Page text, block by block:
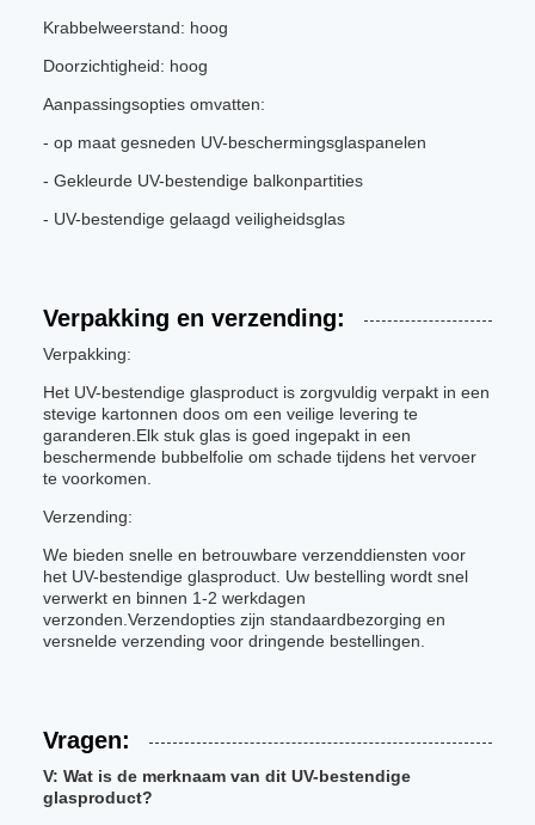
Krabbelweerstand: hoog
Doorzichtigheid: hoog
Aanpassingsopties omvatten:
- op maat gesneden UV-beschermingsglaspanelen
- Gekleurde UV-bestendige balkonpartities
- UV-bestendige gelaagd veiligheidsglas
Verpakking en verzending:
Verpakking:
Het UV-bestendige glasproduct is zorgvuldig verpakt in een
stevige kartonnen doos om een veilige levering te
garanderen.Elk stuk glas is goed ingepakt in een
beschermende bubbelfolie om schade tijdens het vervoer
te voorkomen.
Verzending:
We bieden snelle en betrouwbare verzenddiensten voor
het UV-bestendige glasproduct. Uw bestelling wordt snel
verwerkt en binnen 1-2 werkdagen
verzonden.Verzendopties zijn standaardbezorging en
versnelde verzending voor dringende bestellingen.
Vragen:
V: Wat is de merknaam van dit UV-bestendige
glasproduct?